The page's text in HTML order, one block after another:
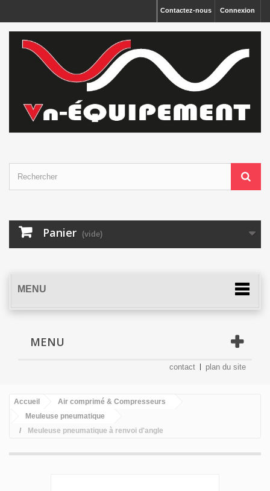
Connexion
Contactez-nous
Panier (vide)
MENU
MENU
contact plan du site
Accueil
Air comprimé & Compresseurs
Meuleuse pneumatique
Meuleuse pneumatique à renvoi d'angle